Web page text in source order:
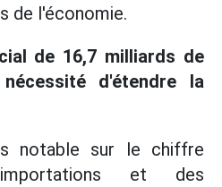
de l'économie.
de 16,7 milliards de
d'étendre la
notable sur le chiffre
et des